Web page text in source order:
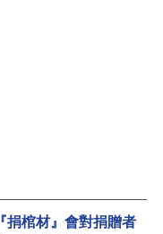
『捐棺材』會對捐贈者